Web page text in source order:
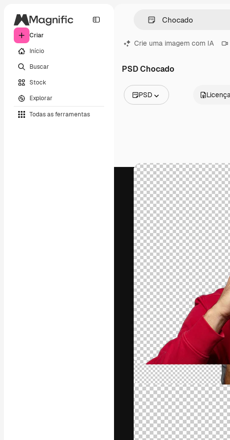
Criar
Início
Buscar
Stock
Explorar
Todas as ferramentas
Crie uma imagem com IA
PSD Chocado
PSD
Vídeos
Clipes de vídeo
Animações
Modelos de vídeos
Ícones
Modelos 3D
Fontes
A plataforma
seu melhor
assinantes entre
agências e
Português
Copyright © 2010-